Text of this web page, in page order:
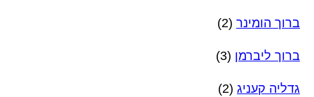
ברוך הומינר (2)
ברוך ליברמן (3)
גדליה קעניג (2)